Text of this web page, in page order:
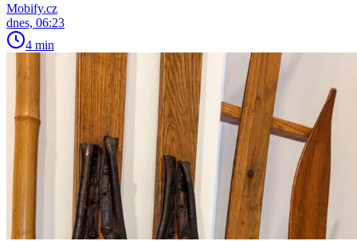
Mobify.cz
dnes, 06:23
4 min